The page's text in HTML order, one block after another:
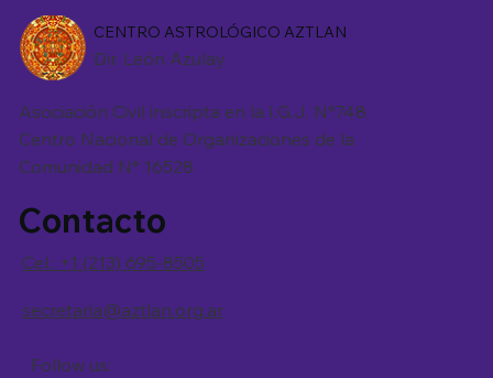
CENTRO ASTROLÓGICO AZTLAN
Dir. León Azulay
Asociación Civil inscripta en la I.G.J. N°748
Centro Nacional de Organizaciones de la
Comunidad N° 16528
Contacto
Cel.: +1 (213) 695-8505
secretaria@aztlan.org.ar
Follow us: